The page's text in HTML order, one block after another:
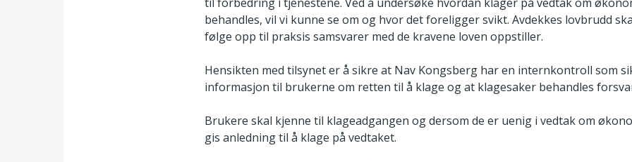
behandles, vil vi kunne se om og hvor det foreligger svikt. Avdekkes lovbrudd
følge opp til praksis samsvarer med de kravene loven oppstiller.
Hensikten med tilsynet er å sikre at Nav Kongsberg har en internkontroll som
informasjon til brukerne om retten til å klage og at klagesaker behandles
Brukere skal kjenne til klageadgangen og dersom de er uenig i vedtak om
gis anledning til å klage på vedtaket.